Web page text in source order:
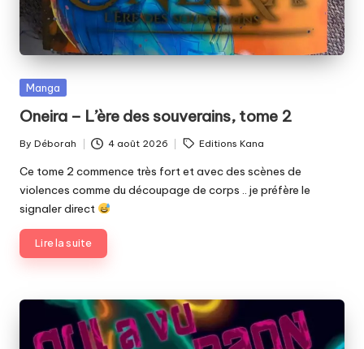
Posted
Manga
Oneira – L’ère des souverains, tome 2
Posted
by
By Déborah 4 août 2026
Tags: Editions Kana
Ce tome 2 commence très fort et avec des scènes de
violences comme du découpage de corps .. je préfère le
signaler direct
Lire la suite